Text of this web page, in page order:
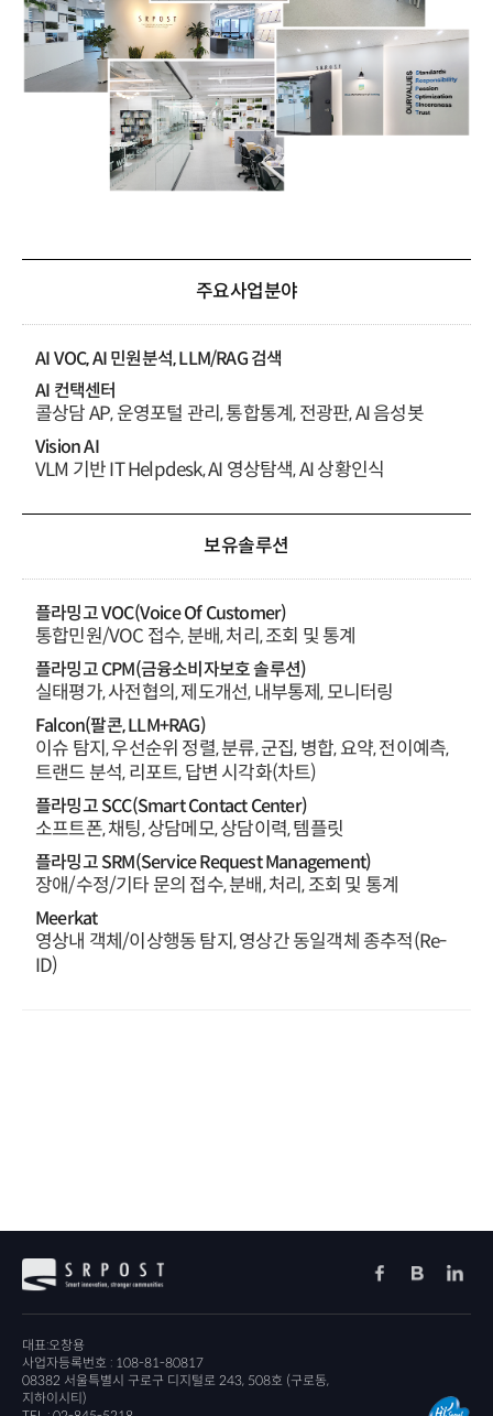
주요사업분야
AI VOC, AI 민원분석, LLM/RAG 검색
AI 컨택센터
콜상담 AP, 운영포털 관리, 통합통계, 전광판, AI 음성봇
Vision AI
VLM 기반 IT Helpdesk, AI 영상탐색, AI 상황인식
보유솔루션
플라밍고 VOC(Voice Of Customer)
통합민원/VOC 접수, 분배, 처리, 조회 및 통계
플라밍고 CPM(금융소비자보호 솔루션)
실태평가, 사전협의, 제도개선, 내부통제, 모니터링
Falcon(팔콘, LLM+RAG)
이슈 탐지, 우선순위 정렬, 분류, 군집, 병합, 요약, 전이예측,
트랜드 분석, 리포트, 답변 시각화(차트)
플라밍고 SCC(Smart Contact Center)
소프트폰, 채팅, 상담메모, 상담이력, 템플릿
플라밍고 SRM(Service Request Management)
장애/수정/기타 문의 접수, 분배, 처리, 조회 및 통계
Meerkat
영상내 객체/이상행동 탐지, 영상간 동일객체 종추적(Re-
ID)
대표:오창용
사업자등록번호 : 108-81-80817
08382 서울특별시 구로구 디지털로 243, 508호 (구로동,
지하이시티)